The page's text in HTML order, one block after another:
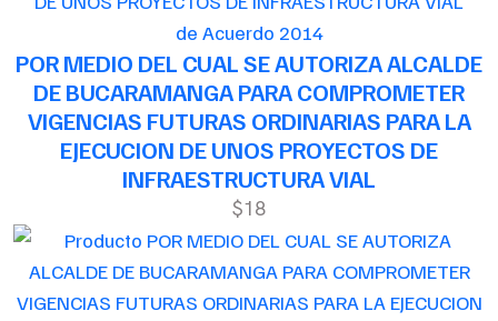
de Acuerdo 2014
POR MEDIO DEL CUAL SE AUTORIZA ALCALDE
DE BUCARAMANGA PARA COMPROMETER
VIGENCIAS FUTURAS ORDINARIAS PARA LA
EJECUCION DE UNOS PROYECTOS DE
INFRAESTRUCTURA VIAL
$18